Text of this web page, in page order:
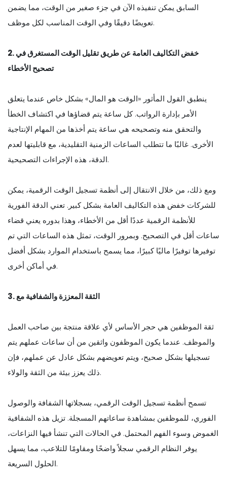
السابق يمكن تنفيذه الآن في جزء صغير من الوقت، مما يضمن
تعويضًا دقيقًا وفي الوقت المناسب لكل موظف.
2. خفض التكاليف العامة عن طريق تقليل الوقت المستغرق في
تصحيح الأخطاء
ينطبق القول المأثور «الوقت هو المال» بشكل خاص عندما يتعلق
الأمر بإدارة الرواتب. كل ساعة يتم قضاؤها في اكتشاف الخطأ
والتحقق منه وتصحيحه هي ساعة يتم أخذها من المهام الإنتاجية
الأخرى. غالبًا ما تتطلب الساعات الزمنية التقليدية، مع قابليتها لعدم
الدقة، هذه الإجراءات التصحيحية.
ومع ذلك، من خلال الانتقال إلى أنظمة تسجيل الوقت الرقمية، يمكن
للشركات خفض هذه التكاليف العامة بشكل كبير. تعني الدقة الفورية
للأنظمة الرقمية عددًا أقل من الأخطاء، وهذا بدوره يعني قضاء
ساعات أقل في التصحيح. وبمرور الوقت، تمثل هذه الساعات التي تم
توفيرها توفيرًا ماليًا كبيرًا، مما يسمح باستخدام الموارد بشكل أفضل
في أماكن أخرى.
3. الثقة المعززة والشفافية مع
ثقة الموظفين هي حجر الأساس لأي علاقة منتجة بين صاحب العمل
والموظف. عندما يكون الموظفون واثقين من أن ساعات عملهم يتم
تسجيلها بشكل صحيح، ويتم تعويضهم بشكل عادل عن عملهم، فإن
ذلك يعزز بيئة من الثقة والولاء.
تسمح أنظمة تسجيل الوقت الرقمي، بسجلاتها الشفافة والوصول
الفوري، للموظفين بمشاهدة ساعاتهم المسجلة. تزيل هذه الشفافية
الغموض وسوء الفهم المحتمل. في الحالات التي تنشأ فيها النزاعات،
يوفر النظام الرقمي سجلاً واضحًا ومقاومًا للتلاعب، مما يسهل
الحلول السريعة.